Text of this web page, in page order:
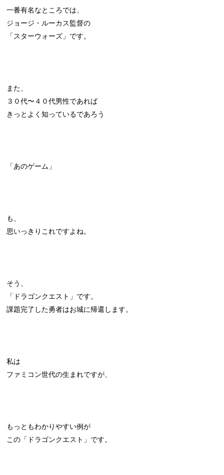
一番有名なところでは、
ジョージ・ルーカス監督の
「スターウォーズ」です。
また、
３０代〜４０代男性であれば
きっとよく知っているであろう
「あのゲーム」
も、
思いっきりこれですよね。
そう、
「ドラゴンクエスト」です。
課題完了した勇者はお城に帰還します。
私は
ファミコン世代の生まれですが、
もっともわかりやすい例が
この「ドラゴンクエスト」です。